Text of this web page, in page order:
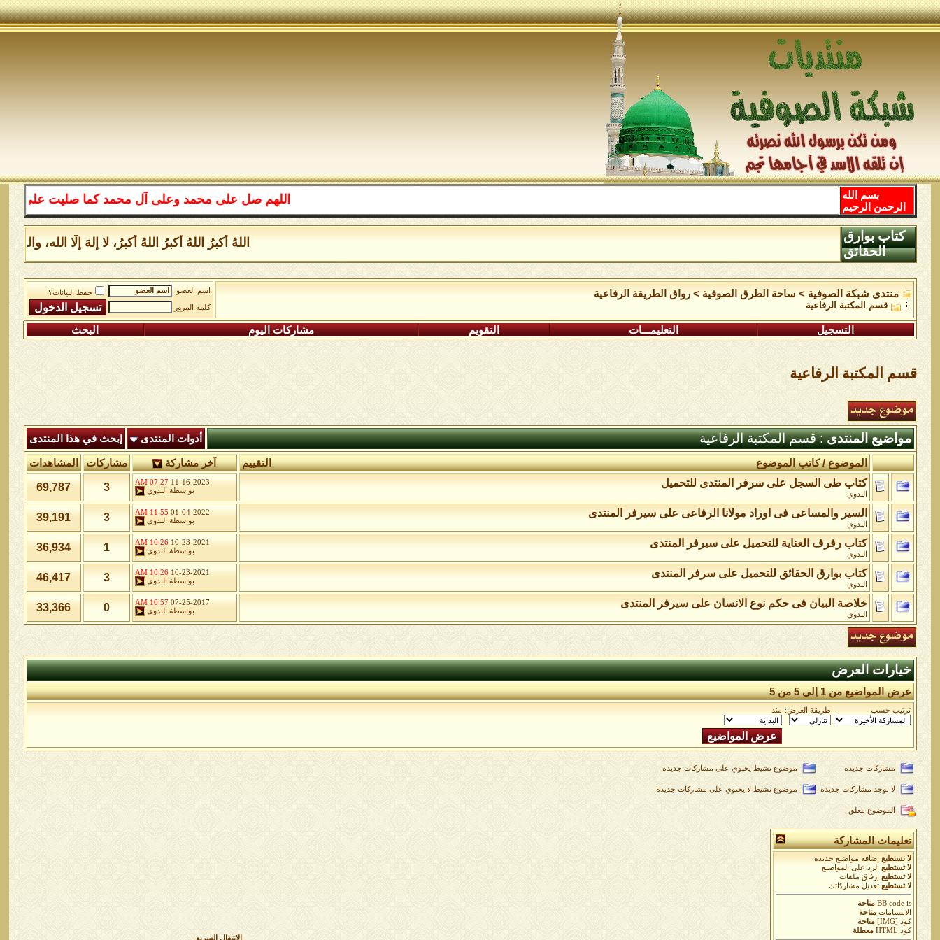
اللهم صل على محمد وعلى آل محمد كما صليت على
بسم الله
الرحمن الرحيم
اللهُ أكبرُ اللهُ أكبرُ اللهُ أكبرُ، لا إلهَ إلَّا الله،
كتاب بوارق
الحقائق
منتدى شبكة الصوفية > ساحة الطرق الصوفية >رواق الطريقة الرفاعية
قسم المكتبة الرفاعية
اسم العضو
حفظ البيانات؟
كلمة المرور
التسجيل التعليمـــات التقويم مشاركات اليوم البحث
قسم المكتبة الرفاعية
مواضيع المنتدى: قسم المكتبة الرفاعية أدوات المنتدى إبحث في هذا المنتدى
التقييم الموضوع/كاتب الموضوع آخر مشاركة مشاركات المشاهدات
كتاب طى السجل على سرفر المنتدى للتحميل
البدوي
11-16-2023
07:27 AM
بواسطة
البدوي 3
69,787
السير والمساعى فى اوراد مولانا الرفاعى على سيرفر المنتدى
البدوي
01-04-2022
11:55 AM
بواسطة
البدوي 3
39,191
كتاب رفرف العناية للتحميل على سيرفر المنتدى
البدوي
10-23-2021
10:26 AM
بواسطة
البدوي 1
36,934
كتاب بوارق الحقائق للتحميل على سرفر المنتدى
البدوي
10-23-2021
10:26 AM
بواسطة
البدوي 3
46,417
خلاصة البيان فى حكم نوع الانسان على سيرفر المنتدى
البدوي
07-25-2017
10:57 AM
بواسطة
البدوي 0
33,366
خيارات العرض
عرض المواضيع من 1 إلى 5 من 5
ترتيب حسب طريقة العرض: منذ
مشاركات جديدة موضوع نشيط يحتوي على مشاركات جديدة
لا توجد مشاركات جديدة موضوع نشيط لا يحتوي على مشاركات جديدة
الموضوع مغلق
تعليمات المشاركة
لا تستطيع
إضافة مواضيع جديدة
لا تستطيع
الرد على المواضيع
لا تستطيع
إرفاق ملفات
لا تستطيع تعديل مشاركاتك
BB codeis
متاحة
الابتسامات متاحة
كود [IMG]
متاحة
كود HTML
معطلة
الانتقال السريع